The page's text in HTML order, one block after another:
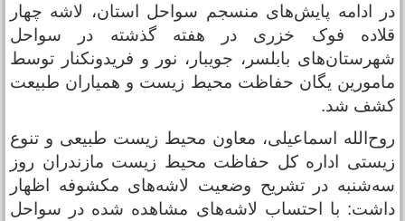
ادامه پایش‌های منسجم سواحل استان، لاشه چهار
فوک خزری در هفته گذشته در سواحل
بابلسر، جویبار، نور و فریدونکنار توسط
یگان حفاظت محیط زیست و همیاران طبیعت
شد.
اسماعیلی، معاون محیط زیست طبیعی و تنوع
اداره‌ کل حفاظت محیط زیست مازندران روز
در تشریح وضعیت لاشه‌های مکشوفه اظهار
با احتساب لاشه‌های مشاهده شده در سواحل